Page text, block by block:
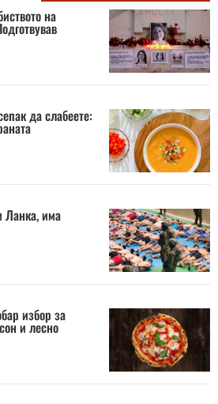
на
да слабеете:
Ланка, има
избор за
и лесно